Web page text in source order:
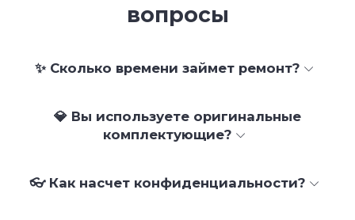
вопросы
✨ Сколько времени займет ремонт?
💎 Вы используете оригинальные
комплектующие?
👓 Как насчет конфиденциальности?